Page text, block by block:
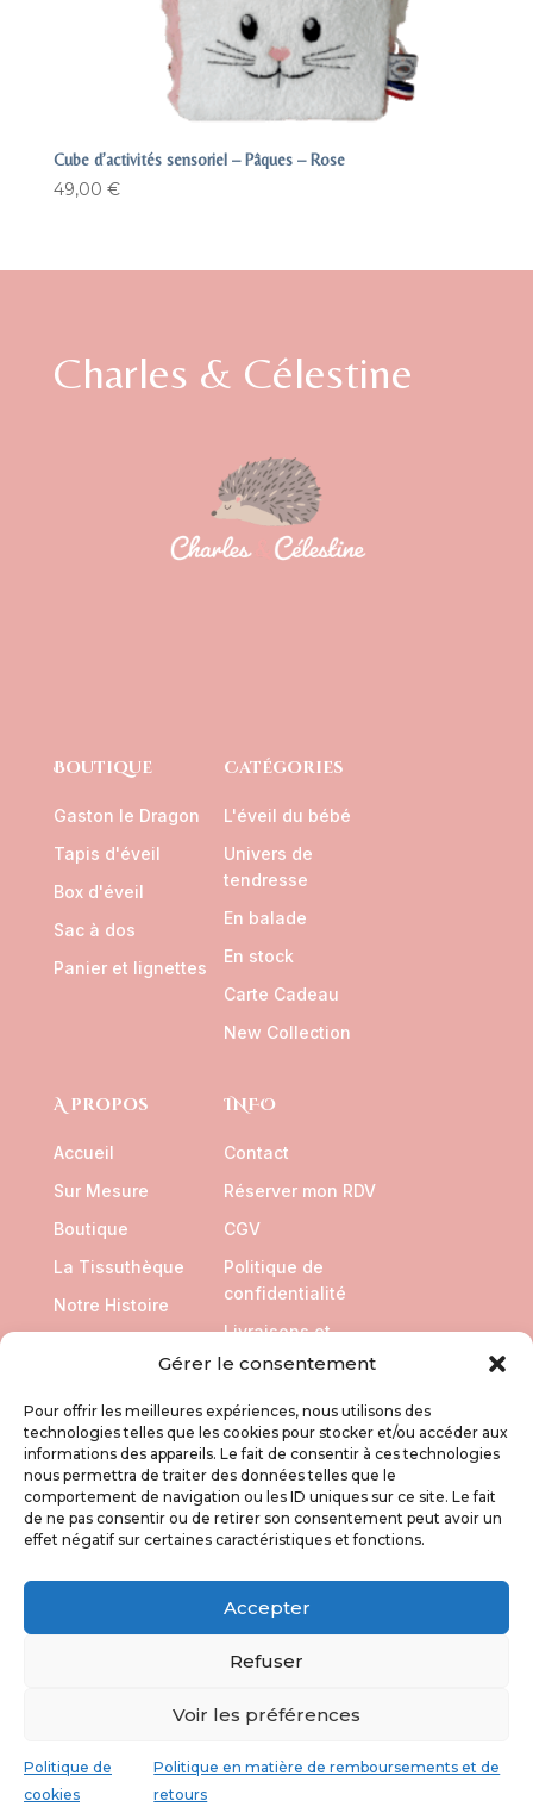
Gérer le consentement
Pour offrir les meilleures expériences, nous utilisons des
technologies telles que les cookies pour stocker et/ou accéder aux
informations des appareils. Le fait de consentir à ces technologies
nous permettra de traiter des données telles que le
comportement de navigation ou les ID uniques sur ce site. Le fait
de ne pas consentir ou de retirer son consentement peut avoir un
effet négatif sur certaines caractéristiques et fonctions.
Accepter
Refuser
Voir les préférences
Politique de
cookies
Politique en matière de remboursements et de
retours
Cube d’activités sensoriel – Pâques – Rose
49,00 €
Charles & Célestine
Boutique
Gaston le Dragon
Tapis d'éveil
Box d'éveil
Sac à dos
Panier et lignettes
Catégories
L'éveil du bébé
Univers de
tendresse
En balade
En stock
Carte Cadeau
New Collection
A propos
Accueil
Sur Mesure
Boutique
La Tissuthèque
Notre Histoire
INFO
Contact
Réserver mon RDV
CGV
Politique de
confidentialité
Livraisons et
Retours
SUIVEZ NOUS